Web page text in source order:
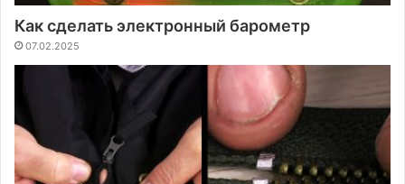
Как сделать электронный барометр
07.02.2025